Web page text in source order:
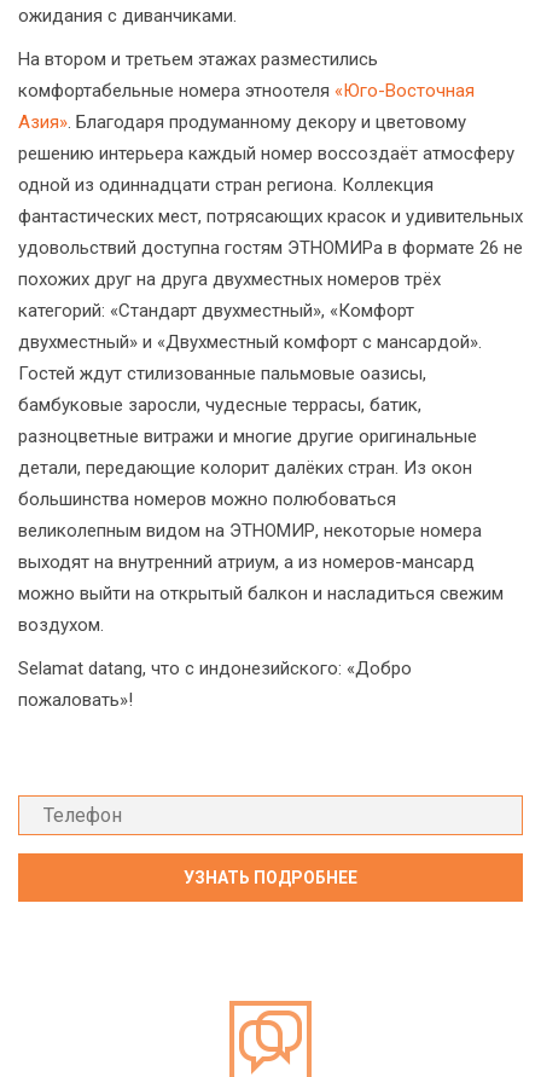
ожидания с диванчиками.
На втором и третьем этажах разместились
комфортабельные номера этноотеля «Юго-Восточная
Азия». Благодаря продуманному декору и цветовому
решению интерьера каждый номер воссоздаёт атмосферу
одной из одиннадцати стран региона. Коллекция
фантастических мест, потрясающих красок и удивительных
удовольствий доступна гостям ЭТНОМИРа в формате 26 не
похожих друг на друга двухместных номеров трёх
категорий: «Стандарт двухместный», «Комфорт
двухместный» и «Двухместный комфорт с мансардой».
Гостей ждут стилизованные пальмовые оазисы,
бамбуковые заросли, чудесные террасы, батик,
разноцветные витражи и многие другие оригинальные
детали, передающие колорит далёких стран. Из окон
большинства номеров можно полюбоваться
великолепным видом на ЭТНОМИР, некоторые номера
выходят на внутренний атриум, а из номеров-мансард
можно выйти на открытый балкон и насладиться свежим
воздухом.
Selamat datang, что с индонезийского: «Добро
пожаловать»!